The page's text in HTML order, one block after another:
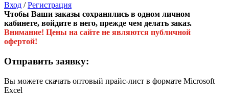
Вход /Регистрация
Чтобы Ваши заказы сохранялись в одном личном
кабинете, войдите в него, прежде чем делать заказ.
Внимание! Цены на сайте не являются публичной
офертой!
Отправить заявку:
Вы можете скачать оптовый прайс-лист в формате Microsoft
Excel